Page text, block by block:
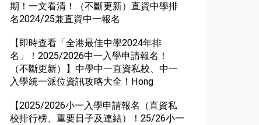
期！一文看清！（不斷更新）直資中學排
名2024/25兼直資中一報名
【即時查看「全港最佳中學2024年排
名」！2025/2026中一入學申請報名！
（不斷更新）】中學中一直資私校、中一
入學統一派位資訊攻略大全！Hong
【2025/2026小一入學申請報名（直資私
校排行榜、重要日子及連結）！25/26小一